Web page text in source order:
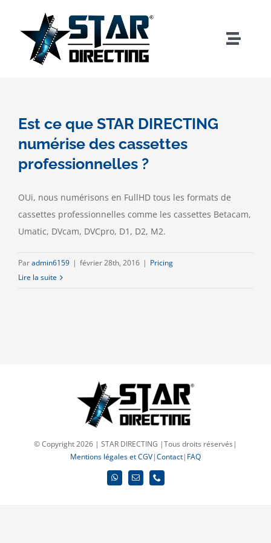
contenu
Toggle
POST PRODUCTION & SERVICES
CONTACT & INFORMATIONS
Est ce que STAR DIRECTING
numérise des cassettes
professionnelles ?
OUi, nous numérisons en FullHD tous les formats de
cassettes professionnelles comme les cassettes Betacam,
Umatic, DVcam, DVCpro, D1, D2, M2.
Paradmin6159 | février 28th, 2016 | Pricing
Lire la suite
© Copyright 2026 | STAR DIRECTING |Tous droits réservés|
Mentions légales et CGV|Contact| FAQ